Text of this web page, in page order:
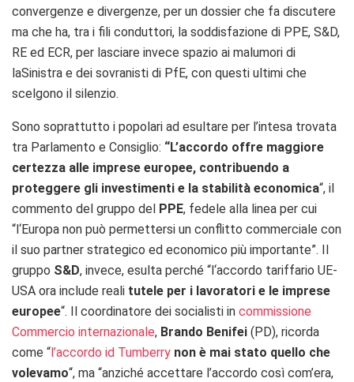
convergenze e divergenze, per un dossier che fa discutere
ma che ha, tra i fili conduttori, la soddisfazione di PPE, S&D,
RE ed ECR, per lasciare invece spazio ai malumori di
laSinistra e dei sovranisti di PfE, con questi ultimi che
scelgono il silenzio.
Sono soprattutto i popolari ad esultare per l’intesa trovata
tra Parlamento e Consiglio: “L’accordo offre maggiore
certezza alle imprese europee, contribuendo a
proteggere gli investimenti e la stabilità economica“, il
commento del gruppo del
PPE, fedele alla linea per cui
“l ‘Europa non può permettersi un conflitto commerciale con
il suo partner strategico ed economico più importante”.
gruppo S&D, invece, esulta perché “l ‘accordo tariffario UE-
USA ora include reali tutele per i lavoratori e le imprese
europee“. Il coordinatore dei socialisti in commissione
Commercio internazionale, Brando Benifei (PD), ricorda
come “ l’accordo id Tumberry non è mai stato quello che
volevamo“, ma “anziché accettare l’accordo così com’era,